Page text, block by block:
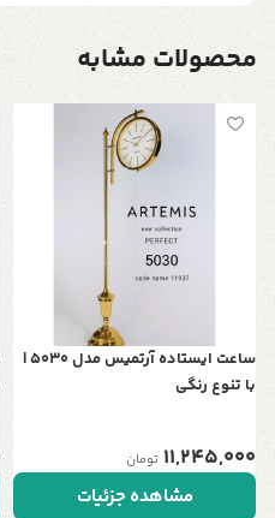
محصولات مشابه
ساعت ایستاده آرتمیس مدل 5030 |
با تنوع رنگی
11,245,000 تومان
مشاهده جزئیات